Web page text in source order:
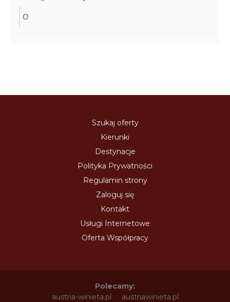
O
Szukaj oferty
Kierunki
Destynacje
Polityka Prywatności
Regulamin strony
Zaloguj się
Kontakt
Usługi Internetowe
Oferta Współpracy
Polecamy:
austria-winieta.pl
austriawinieta.pl